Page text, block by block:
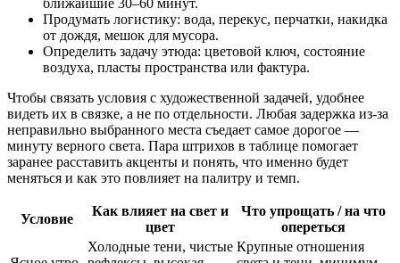
ближайшие 30–60 минут.
Продумать логистику: вода, перекус, перчатки, накидка
от дождя, мешок для мусора.
Определить задачу этюда: цветовой ключ, состояние
воздуха, пласты пространства или фактура.
Чтобы связать условия с художественной задачей, удобнее
видеть их в связке, а не по отдельности. Любая задержка из-за
неправильно выбранного места съедает самое дорогое —
минуту верного света. Пара штрихов в таблице помогает
заранее расставить акценты и понять, что именно будет
меняться и как это повлияет на палитру и темп.
Условие
Как влияет на свет и
цвет
Что упрощать / на что
опереться
Холодные тени, чистые Крупные отношения